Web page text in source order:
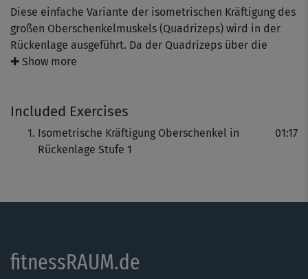
Diese einfache Variante der isometrischen Kräftigung des
großen Oberschenkelmuskels (Quadrizeps) wird in der
Rückenlage ausgeführt. Da der Quadrizeps über die
Kniescheibe zieht, hilft er dabei, das Knie bei
Eine Kniearthrose, auch Kniegelenksarthrose genannt, ist
eine degenerative Gelenkerkrankung, bei der Knorpel,
der das Gelenk bedeckt und als Stoßdämpfer fungiert,
- schmerzhaft eingeschränkten Beweglichkeit des Knies
✚ Show more
Included Exercises
Isometrische Kräftigung Oberschenkel in
Rückenlage Stufe 1
01:17
fitnessRAUM.de